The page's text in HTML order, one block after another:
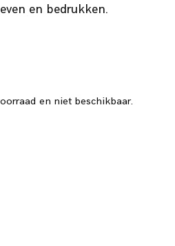
en bedrukken.
en niet beschikbaar.